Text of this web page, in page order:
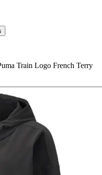
Train Logo French Terry